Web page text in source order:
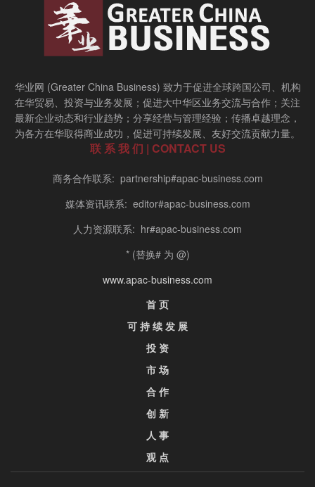
华业网 (Greater China Business) 致力于促进全球跨国公司、机构
在华贸易、投资与业务发展；促进大中华区业务交流与合作；关注
最新企业动态和行业趋势；分享经营与管理经验；传播卓越理念，
为各方在华取得商业成功，促进可持续发展、友好交流贡献力量。
联 系 我 们 | CONTACT US
商务合作联系: partnership#apac-business.com
媒体资讯联系: editor#apac-business.com
人力资源联系: hr#apac-business.com
* (替换# 为 @)
www.apac-business.com
首 页
可 持 续 发 展
投 资
市 场
合 作
创 新
人 事
观 点